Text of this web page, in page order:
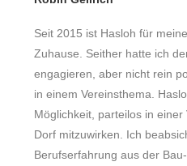
Seit 2015 ist Hasloh für
Zuhause. Seither hatte ich
engagieren, aber nicht rein
in einem Vereinsthema.
Möglichkeit, parteilos in
Dorf mitzuwirken. Ich
Berufserfahrung aus der